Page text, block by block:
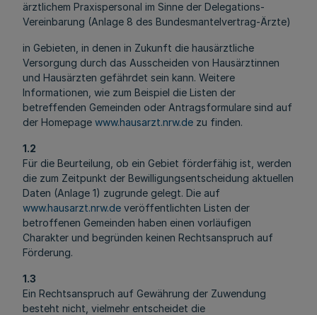
ärztlichem Praxispersonal im Sinne der Delegations-
Vereinbarung (Anlage 8 des Bundesmantelvertrag-Ärzte)
in Gebieten, in denen in Zukunft die hausärztliche
Versorgung durch das Ausscheiden von Hausärztinnen
und Hausärzten gefährdet sein kann. Weitere
Informationen, wie zum Beispiel die Listen der
betreffenden Gemeinden oder Antragsformulare sind auf
der Homepage www.hausarzt.nrw.de zu finden.
1.2
Für die Beurteilung, ob ein Gebiet förderfähig ist, werden
die zum Zeitpunkt der Bewilligungsentscheidung aktuellen
Daten (Anlage 1) zugrunde gelegt. Die auf
www.hausarzt.nrw.de veröffentlichten Listen der
betroffenen Gemeinden haben einen vorläufigen
Charakter und begründen keinen Rechtsanspruch auf
Förderung.
1.3
Ein Rechtsanspruch auf Gewährung der Zuwendung
besteht nicht, vielmehr entscheidet die